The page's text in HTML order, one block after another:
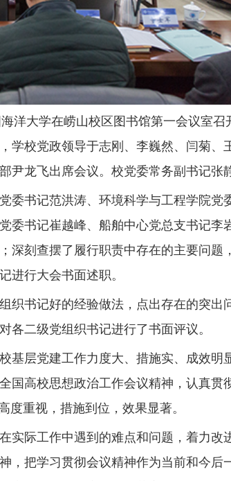
大学在崂山校区图书馆第一会议室召
学校党政领导于志刚、李巍然、闫菊、
龙飞出席会议。校党委常务副书记张
书记范洪涛、环境科学与工程学院党
委书记崔越峰、船舶中心党总支书记李
深刻查摆了履行职责中存在的主要问题
进行大会书面述职。
书记好的经验做法，点出存在的突出
各二级党组织书记进行了书面评议。
层党建工作力度大、措施实、成效明
国高校思想政治工作会议精神，认真贯
重视，措施到位，效果显著。
际工作中遇到的难点和问题，着力改
，把学习贯彻会议精神作为当前和今后